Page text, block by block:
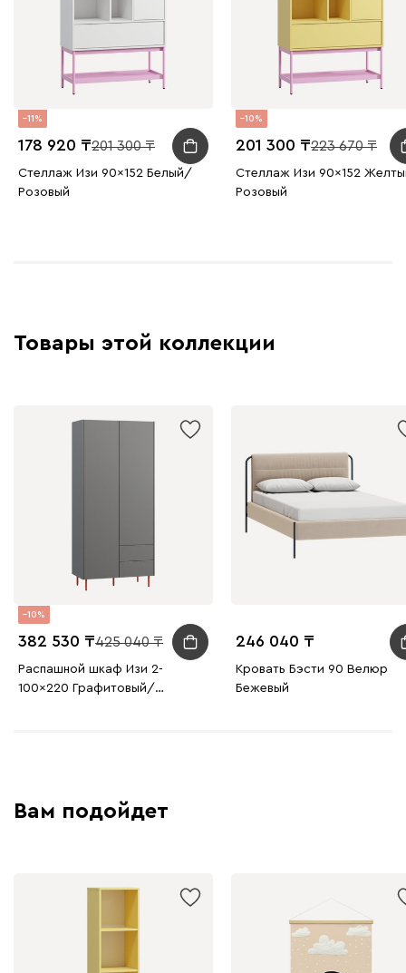
11
178 920 201 300
Стеллаж Изи 90x152 Белый/
Розовый
10
201 300 223 670
Стеллаж Изи 90x152
Розовый
Товары этой коллекции
10
382 530 425 040
Распашной шкаф Изи 2-
100x220 Графитовый/
246 040
Кровать Бэсти 90 Велюр
Бежевый
Вам подойдет